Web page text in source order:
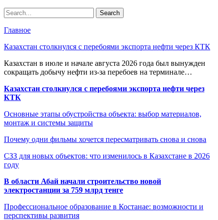
Главное
Казахстан столкнулся с перебоями экспорта нефти через КТК
Казахстан в июле и начале августа 2026 года был вынужден
сокращать добычу нефти из-за перебоев на терминале…
Казахстан столкнулся с перебоями экспорта нефти через
КТК
Основные этапы обустройства объекта: выбор материалов,
монтаж и системы защиты
Почему одни фильмы хочется пересматривать снова и снова
СЗЗ для новых объектов: что изменилось в Казахстане в 2026
году
В области Абай начали строительство новой
электростанции за 759 млрд тенге
Профессиональное образование в Костанае: возможности и
перспективы развития